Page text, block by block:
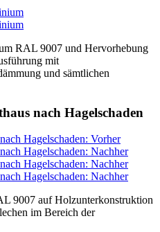
RAL 9007 und Hervorhebung
mit
und sämtlichen
nach Hagelschaden
9007 auf Holzunterkonstruktion
im Bereich der